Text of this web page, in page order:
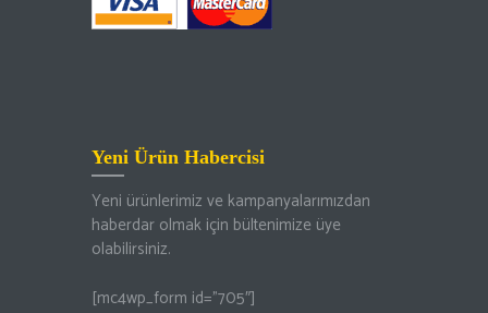
Yeni Ürün Habercisi
Yeni ürünlerimiz ve kampanyalarımızdan
haberdar olmak için bültenimize üye
olabilirsiniz.
[mc4wp_form id=”705″]